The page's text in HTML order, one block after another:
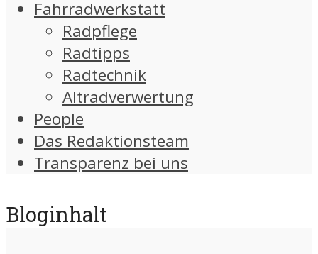
Fahrradwerkstatt
Radpflege
Radtipps
Radtechnik
Altradverwertung
People
Das Redaktionsteam
Transparenz bei uns
Bloginhalt